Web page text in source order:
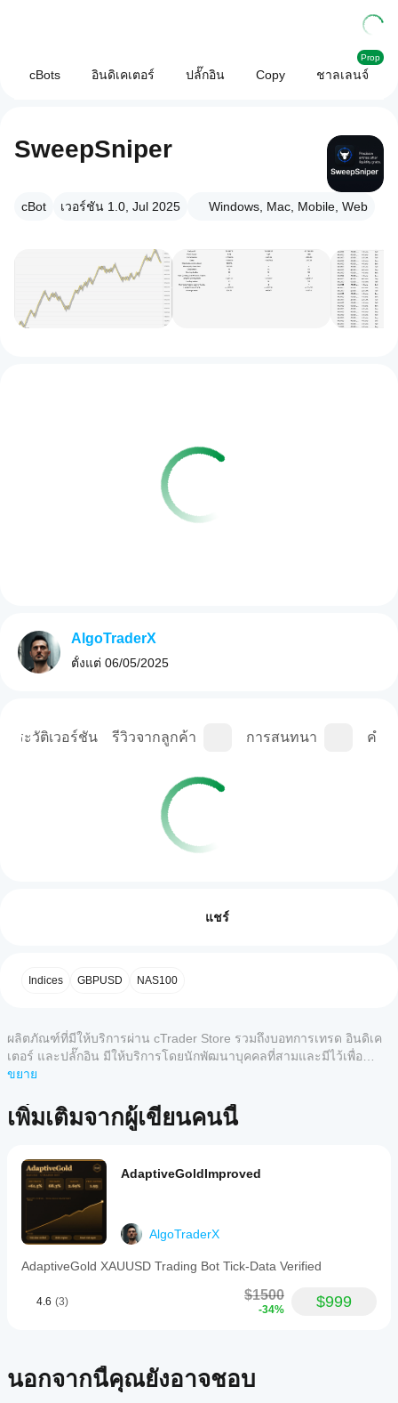
cBots อินดิเคเตอร์ ปลั๊กอิน Copy ชาลเลนจ์
Prop
SweepSniper
cBot เวอร์ชัน 1.0, Jul 2025 Windows, Mac, Mobile, Web
ประวัติเวอร์ชัน รีวิวจากลูกค้า การสนทนา คำถ
รีวิวจากลูกค้า
ยังไม่มี
รีวิว
ตภัณฑ์
นี้ หาก
เชิญมา
เป็นคน
แรกที่
อื่น!
ติดตั้ง ให้
เริ่มอินส
หรือบน
เครื่องของ
cBot
cTrader
รองรับ
cBots?
แอป
ทั้งหมด
รองรับ
ดำเนิน
การ
cBots บน
คลาวด์
ในขณะที่
มีเพียง
Windows
เท่านั้นที่
เครื่อง
ทดสอบ
ประสิทธิภาพ
อย่างไร?
รัน cBot
บนบัญชี
ทดลองที่
สะอาด
(ไม่มีเทรด
ก่อนหน้า)
และ
กิจกรรม
เน้นไปที่
ความ
ฉันควรเพิ่ม
ประสิทธิภาพ
การตั้งค่า
cBot เพื่อ
ผลลัพธ์ที่ดี
การเพิ่ม
และสภาวะ
ตลาดของ
รันหรือไม่?
คุณสามารถ
แชร์
Indices GBPUSD NAS100
ผลิตภัณฑ์ที่มีให้บริการผ่าน cTrader Store รวมถึงบอทการเทรด อินดิเค
เตอร์ และปลั๊กอิน มีให้บริการโดยนักพัฒนาบุคคลที่สามและมีไว้เพื่อ
วัตถุประสงค์ในการเข้าถึงข้อมูลและทางเทคนิคเท่านั้น cTrader Store
หรือการรับประกันผลการดำเนินงานในอนาคต
ขยาย
เพิ่มเติมจากผู้เขียนคนนี้
AdaptiveGoldImproved
AlgoTraderX
AdaptiveGold XAUUSD Trading Bot Tick-Data Verified
4.6 (3) $1500
-34% $999
นอกจากนี้คุณยังอาจชอบ
AlgoTraderX
ตั้งแต่ 06/05/2025